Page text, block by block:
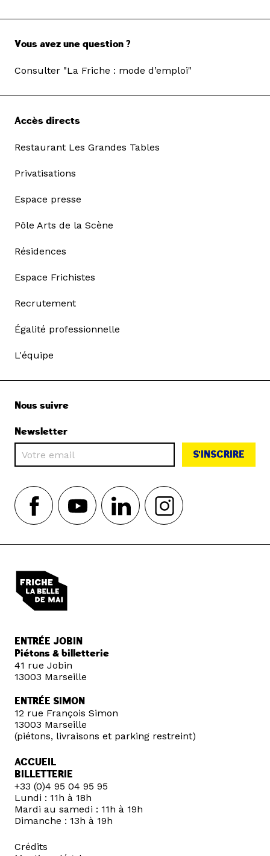
Vous avez une question ?
Consulter "La Friche : mode d’emploi"
Accès directs
Restaurant Les Grandes Tables
Privatisations
Espace presse
Pôle Arts de la Scène
Résidences
Espace Frichistes
Recrutement
Égalité professionnelle
L'équipe
Nous suivre
Newsletter
S'INSCRIRE
ENTRÉE JOBIN
Piétons & billetterie
41 rue Jobin
13003 Marseille
ENTRÉE SIMON
12 rue François Simon
13003 Marseille
(piétons, livraisons et parking restreint)
ACCUEIL
BILLETTERIE
+33 (0)4 95 04 95 95
Lundi : 11h à 18h
Mardi au samedi : 11h à 19h
Dimanche : 13h à 19h
Crédits